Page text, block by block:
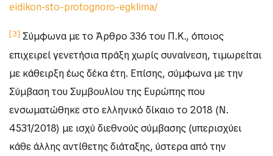
eidikon-sto-protognoro-egklima/
[3] Σύμφωνα με το Άρθρο 336 του Π.Κ., όποιος
επιχειρεί γενετήσια πράξη χωρίς συναίνεση, τιμωρείται
με κάθειρξη έως δέκα έτη. Επίσης, σύμφωνα με την
Σύμβαση του Συμβουλίου της Ευρώπης που
ενσωματώθηκε στο ελληνικό δίκαιο το 2018 (Ν.
4531/2018) με ισχύ διεθνούς σύμβασης (υπερισχύει
κάθε άλλης αντίθετης διάταξης, ύστερα από την